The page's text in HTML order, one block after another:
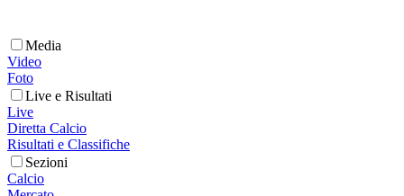
Media
Video
Foto
Live e Risultati
Live
Diretta Calcio
Risultati e Classifiche
Sezioni
Calcio